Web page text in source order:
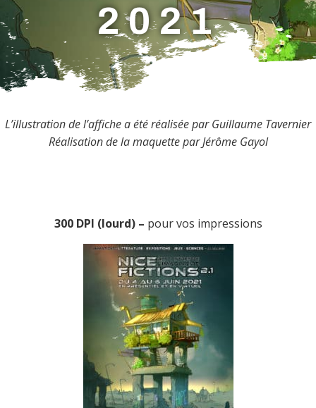
2021
L’illustration de l’affiche a été réalisée par Guillaume Tavernier
Réalisation de la maquette par Jérôme Gayol
300 DPI (lourd) – pour vos impressions